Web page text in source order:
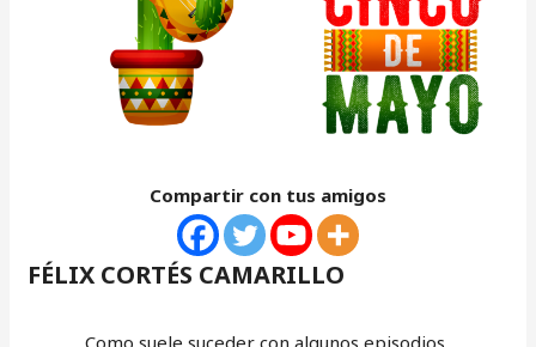
Compartir con tus amigos
FÉLIX CORTÉS CAMARILLO
Como suele suceder con algunos episodios